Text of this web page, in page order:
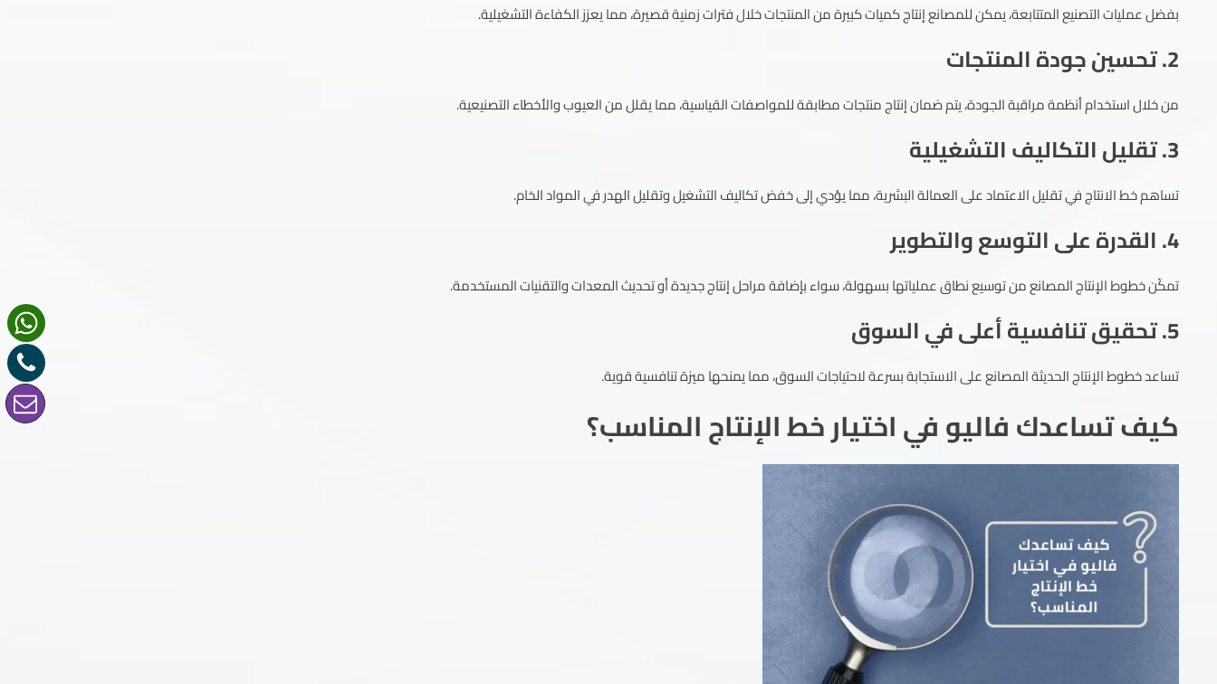
بفضل عمليات التصنيع المتتابعة، يمكن للمصانع إنتاج كميات كبيرة من المنتجات خلال فترات زمنية قصيرة، مما يعزز الكفاءة التشغيلية.
2. تحسين جودة المنتجات
من خلال استخدام أنظمة مراقبة الجودة، يتم ضمان إنتاج منتجات مطابقة للمواصفات القياسية، مما يقلل من العيوب والأخطاء التصنيعية.
3. تقليل التكاليف التشغيلية
تساهم خط الانتاج في تقليل الاعتماد على العمالة البشرية، مما يؤدي إلى خفض تكاليف التشغيل وتقليل الهدر في المواد الخام.
4. القدرة على التوسع والتطوير
تمكّن خطوط الإنتاج المصانع من توسيع نطاق عملياتها بسهولة، سواء بإضافة مراحل إنتاج جديدة أو تحديث المعدات والتقنيات المستخدمة.
5. تحقيق تنافسية أعلى في السوق
تساعد خطوط الإنتاج الحديثة المصانع على الاستجابة بسرعة لاحتياجات السوق، مما يمنحها ميزة تنافسية قوية.
كيف تساعدك فاليو في اختيار خط الإنتاج المناسب؟